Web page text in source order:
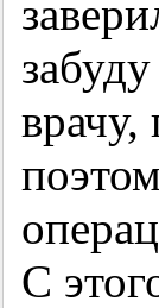
врачу,
С